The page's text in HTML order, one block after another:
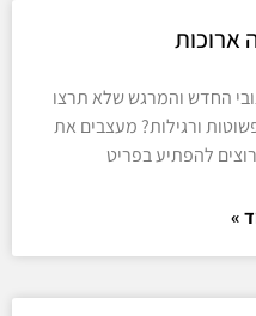
ארוכות
החדש והמרגש שלא תרצו
ורגילות? מעצבים את
להפתיע בפריט
»